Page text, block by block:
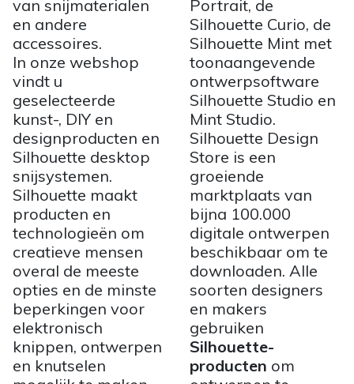
van snijmaterialen
en andere
accessoires.
In onze webshop
vindt u
geselecteerde
kunst-, DIY en
designproducten en
Silhouette desktop
snijsystemen.
Silhouette maakt
producten en
technologieën om
creatieve mensen
overal de meeste
opties en de minste
beperkingen voor
elektronisch
knippen, ontwerpen
en knutselen
Portrait, de
Silhouette Curio, de
Silhouette Mint met
toonaangevende
ontwerpsoftware
Silhouette Studio en
Mint Studio.
Silhouette Design
Store is een
groeiende
marktplaats van
bijna 100.000
digitale ontwerpen
beschikbaar om te
downloaden. Alle
soorten designers
en makers
gebruiken
Silhouette-
producten om